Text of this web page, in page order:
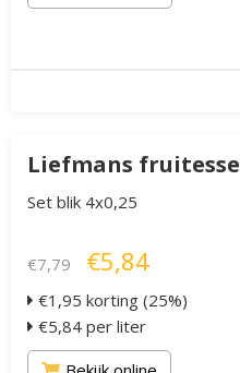
Liefmans fruitesse
Set blik 4x0,25
€7,79 €5,84
€1,95 korting (25%)
€5,84 per liter